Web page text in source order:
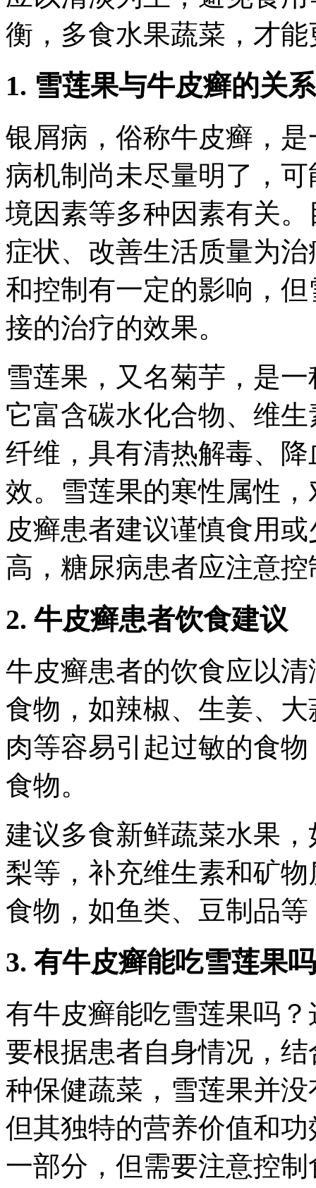
衡，多食水果蔬菜，才
1. 雪莲果与牛皮癣的关系
银屑病，俗称牛皮癣，
病机制尚未尽量明了，
境因素等多种因素有关
症状、改善生活质量为
和控制有一定的影响，
接的治疗的效果。
雪莲果，又名菊芋，是
它富含碳水化合物、维
纤维，具有清热解毒、
效。雪莲果的寒性属性
皮癣患者建议谨慎食用
高，糖尿病患者应注意
2. 牛皮癣患者饮食建议
牛皮癣患者的饮食应以
食物，如辣椒、生姜、
肉等容易引起过敏的食
食物。
建议多食新鲜蔬菜水果
梨等，补充维生素和矿
食物，如鱼类、豆制品
3. 有牛皮癣能吃雪莲果
有牛皮癣能吃雪莲果吗
要根据患者自身情况，
种保健蔬菜，雪莲果并
但其独特的营养价值和
一部分，但需要注意控